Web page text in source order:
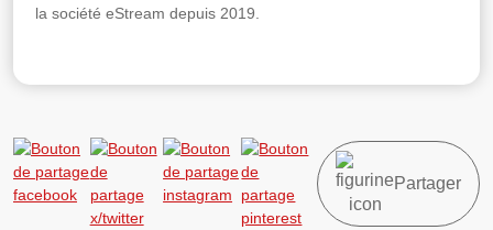
la société eStream depuis 2019.
Partager